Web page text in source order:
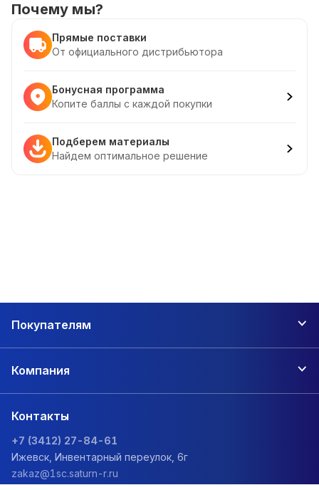
Почему мы?
Прямые поставки
От официального дистрибьютора
Бонусная программа
Копите баллы с каждой покупки
Подберем материалы
Найдем оптимальное решение
Покупателям
Компания
Контакты
+7 (3412) 27-84-61
Ижевск, Инвентарный переулок, 6г
zakaz@1sc.saturn-r.ru